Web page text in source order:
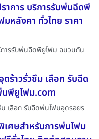
าการ บริการรับพ่นฉีดพี
หลังคา ทั่วไทย ราคา
ารรับพ่นฉีดพียูโฟม ฉนวนกัน
ร้าวรั่วซึม เลือก รับฉีด
พียูโฟม.com
เลือก รับฉีดพ่นโฟมอุดรอยร
ศษสำหรับการพ่นโฟม